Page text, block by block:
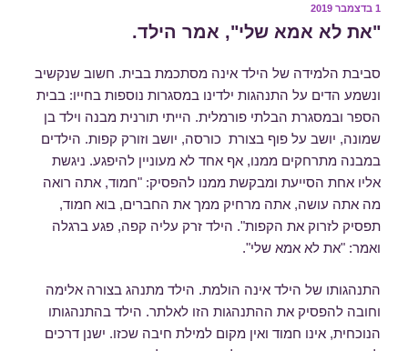
פורסם
ב
1 בדצמבר 2019
"את לא אמא שלי", אמר הילד.
סביבת הלמידה של הילד אינה מסתכמת בבית. חשוב שנקשיב
ונשמע הדים על התנהגות ילדינו במסגרות נוספות בחייו: בבית
הספר ובמסגרת הבלתי פורמלית. הייתי תורנית מבנה וילד בן
שמונה, יושב על פוף בצורת כורסה, יושב וזורק קפות. הילדים
במבנה מתרחקים ממנו, אף אחד לא מעוניין להיפגע. ניגשת
אליו אחת הסייעת ומבקשת ממנו להפסיק: "חמוד, אתה רואה
מה אתה עושה, אתה מרחיק ממך את החברים, בוא חמוד,
תפסיק לזרוק את הקפות". הילד זרק עליה קפה, פגע ברגלה
ואמר: "את לא אמא שלי".
התנהגותו של הילד אינה הולמת. הילד מתנהג בצורה אלימה
וחובה להפסיק את ההתנהגות הזו לאלתר. הילד בהתנהגותו
הנוכחית, אינו חמוד ואין מקום למילת חיבה שכזו. ישנן דרכים